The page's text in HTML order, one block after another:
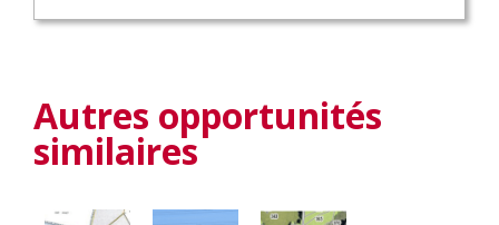
Autres opportunités
similaires